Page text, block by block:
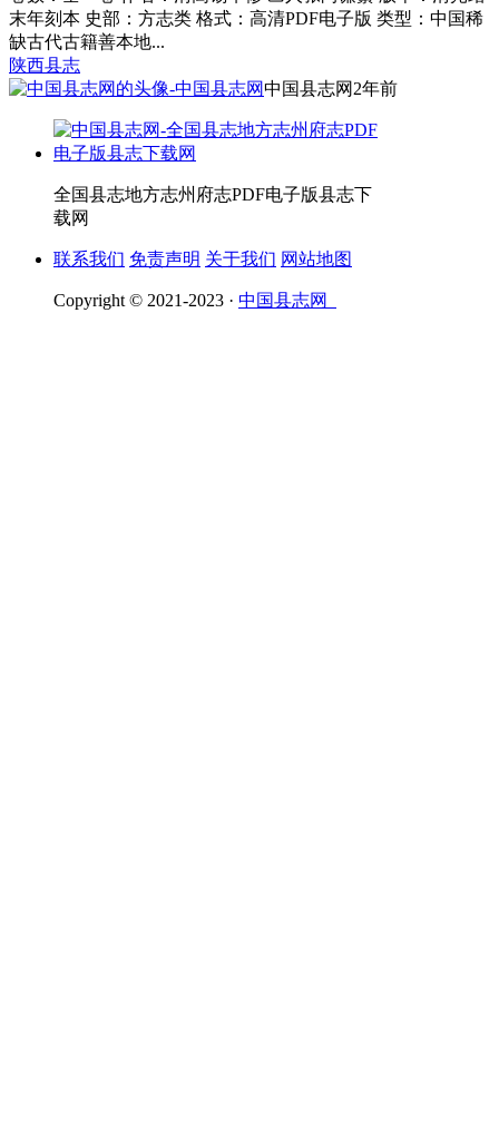
末年刻本 史部：方志类 格式：高清PDF电子版 类型：中国稀
缺古代古籍善本地...
陕西县志
中国县志网 2年前
全国县志地方志州府志PDF电子版县志下
载网
联系我们 免责声明 关于我们 网站地图
Copyright © 2021-2023 · 中国县志网